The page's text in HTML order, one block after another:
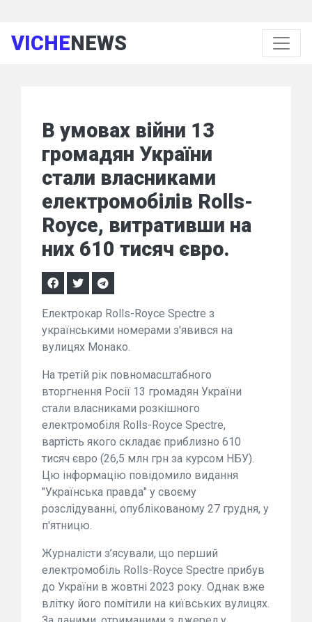
VICHENEWS
В умовах війни 13
громадян України
стали власниками
електромобілів Rolls-
Royce, витративши на
них 610 тисяч євро.
Електрокар Rolls-Royce Spectre з
українськими номерами з'явився на
вулицях Монако.
На третій рік повномасштабного
вторгнення Росії 13 громадян України
стали власниками розкішного
електромобіля Rolls-Royce Spectre,
вартість якого складає приблизно 610
тисяч євро (26,5 млн грн за курсом НБУ).
Цю інформацію повідомило видання
"Українська правда" у своєму
розслідуванні, опублікованому 27 грудня, у
п'ятницю.
Журналісти з’ясували, що перший
електромобіль Rolls-Royce Spectre прибув
до України в жовтні 2023 року. Однак вже
влітку його помітили на київських вулицях.